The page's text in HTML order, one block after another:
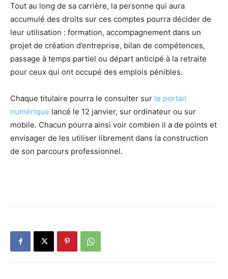
Tout au long de sa carrière, la personne qui aura
accumulé des droits sur ces comptes pourra décider de
leur utilisation : formation, accompagnement dans un
projet de création d’entreprise, bilan de compétences,
passage à temps partiel ou départ anticipé à la retraite
pour ceux qui ont occupé des emplois pénibles.
Chaque titulaire pourra le consulter sur le portail
numérique lancé le 12 janvier, sur ordinateur ou sur
mobile. Chacun pourra ainsi voir combien il a de points et
envisager de les utiliser librement dans la construction
de son parcours professionnel.